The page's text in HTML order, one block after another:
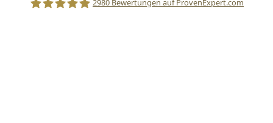
2980 Bewertungen auf ProvenExpert.com